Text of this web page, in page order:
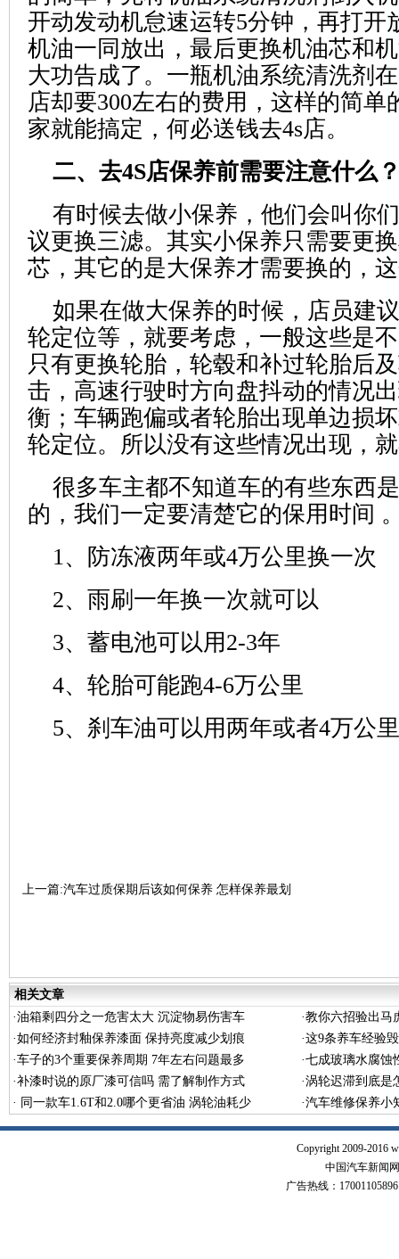
开动发动机怠速运转5分钟，再打开
机油一同放出，最后更换机油芯和
大功告成了。一瓶机油系统清洗剂
店却要300左右的费用，这样的简单
家就能搞定，何必送钱去4s店。
二、去4S店保养前需要注意什么
有时候去做小保养，他们会叫你
议更换三滤。其实小保养只需要更
芯，其它的是大保养才需要换的，
如果在做大保养的时候，店员建
轮定位等，就要考虑，一般这些是
只有更换轮胎，轮毂和补过轮胎后
击，高速行驶时方向盘抖动的情况
衡；车辆跑偏或者轮胎出现单边损
轮定位。所以没有这些情况出现，
很多车主都不知道车的有些东西
的，我们一定要清楚它的保用时间
1、防冻液两年或4万公里换一次
2、雨刷一年换一次就可以
3、蓄电池可以用2-3年
4、轮胎可能跑4-6万公里
5、刹车油可以用两年或者4万公里
上一篇:汽车过质保期后该如何保养 怎样保养最划
相关文章
·油箱剩四分之一危害太大 沉淀物易伤害车 ·教你六招验出马
·如何经济封釉保养漆面 保持亮度减少划痕 ·这9条养车经验
·车子的3个重要保养周期 7年左右问题最多 ·七成玻璃水腐蚀
·补漆时说的原厂漆可信吗 需了解制作方式 ·涡轮迟滞到底是
· 同一款车1.6T和2.0哪个更省油 涡轮油耗少 ·汽车维修保养小
Copyright 2009-2016
中国汽车新闻
广告热线：